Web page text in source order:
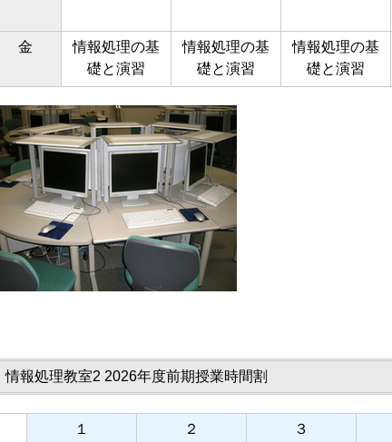
金
情報処理の基
礎と演習
情報処理の基
礎と演習
情報処理の基
礎と演習
情報処理教室2 2026年度前期授業時間割
１
２
３